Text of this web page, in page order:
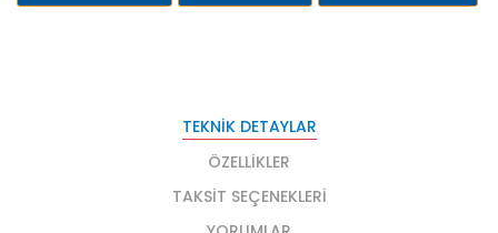
TEKNIK DETAYLAR
ÖZELLIKLER
TAKSIT SEÇENEKLERI